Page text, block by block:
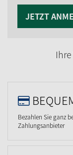
JETZT
Bezahlen Sie ganz
Zahlungsanbieter